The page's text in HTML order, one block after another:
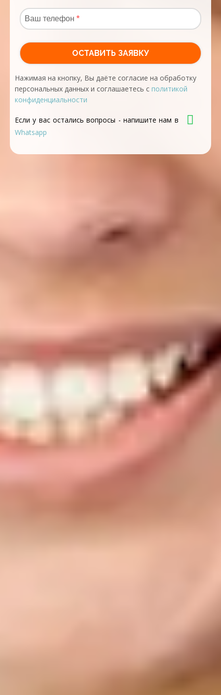
Нажимая на кнопку, Вы даёте согласие на обработку
персональных данных и соглашаетесь с политикой
конфиденциальности
Если у вас остались вопросы - напишите нам в
Whatsapp